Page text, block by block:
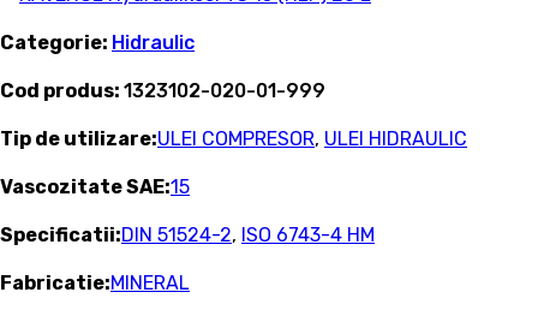
Categorie: Hidraulic
Cod produs: 1323102-020-01-999
Tip de utilizare:ULEI COMPRESOR, ULEI HIDRAULIC
Vascozitate SAE:15
Specificatii:DIN 51524-2, ISO 6743-4 HM
Fabricatie:MINERAL